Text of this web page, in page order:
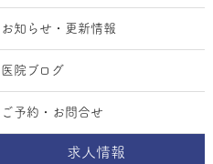
お知らせ・更新情報
医院ブログ
ご予約・お問合せ
求人情報